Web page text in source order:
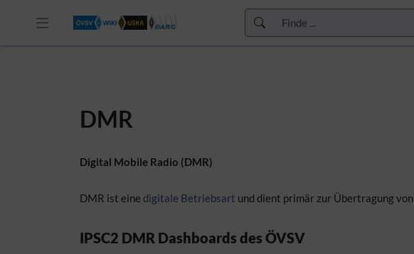
DMR
Digital Mobile Radio (DMR)
DMR ist eine digitale Betriebsart und dient primär zur Übertragung von
IPSC2 DMR Dashboards des ÖVSV